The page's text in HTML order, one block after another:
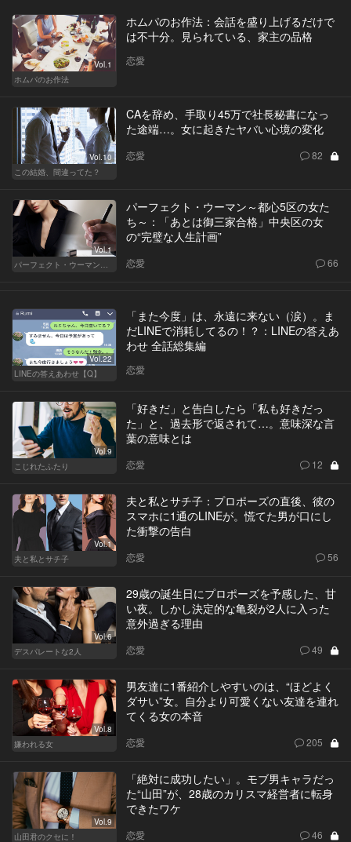
Vol.1
ホムパのお作法
ホムパのお作法：会話を盛り上げるだけで
は不十分。見られている、家主の品格
恋愛
Vol.10
この結婚、間違ってた？
CAを辞め、手取り45万で社長秘書になっ
た途端…。女に起きたヤバい心境の変化
恋愛 82
Vol.1
パーフェクト・ウーマン～都心5区の女たち～
パーフェクト・ウーマン～都心5区の女た
ち～：「あとは御三家合格」中央区の女
の“完璧な人生計画”
恋愛 66
Vol.22
LINEの答えあわせ【Q】
「また今度」は、永遠に来ない（涙）。ま
だLINEで消耗してるの！？：LINEの答えあ
わせ 全話総集編
恋愛
Vol.9
こじれたふたり
「好きだ」と告白したら「私も好きだっ
た」と、過去形で返されて…。意味深な言
葉の意味とは
恋愛 12
Vol.1
夫と私とサチ子
夫と私とサチ子：プロポーズの直後、彼の
スマホに1通のLINEが。慌てた男が口にし
た衝撃の告白
恋愛 56
Vol.6
デスパレートな2人
29歳の誕生日にプロポーズを予感した、甘
い夜。しかし決定的な亀裂が2人に入った
意外過ぎる理由
恋愛 49
Vol.8
嫌われる女
男友達に1番紹介しやすいのは、“ほどよく
ダサい”女。自分より可愛くない友達を連れ
てくる女の本音
恋愛 205
Vol.9
山田君のクセに！
「絶対に成功したい」。モブ男キャラだっ
た“山田”が、28歳のカリスマ経営者に転身
できたワケ
恋愛 46